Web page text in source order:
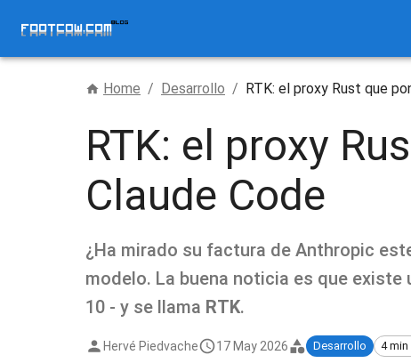
Home / Desarrollo / RTK: el proxy Rust que
RTK: el proxy
Claude Code
¿Ha mirado su factura de Anthropic
modelo. La buena noticia es que
10 - y se llama RTK.
Hervé Piedvache 17 May 2026 Desarrollo 4 min